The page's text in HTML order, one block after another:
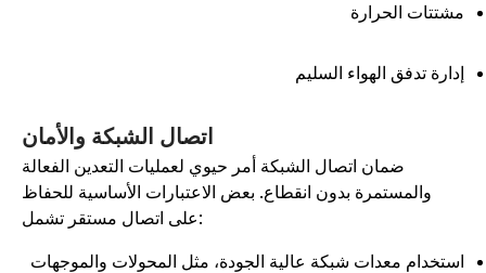
الحرارة
تدفق الهواء السليم
اتصال الشبكة والأمان
ضمان اتصال الشبكة أمر حيوي لعمليات التعدين الفعالة
والمستمرة بدون انقطاع. بعض الاعتبارات الأساسية للحفاظ
معدات شبكة عالية الجودة، مثل المحولات والموجهات